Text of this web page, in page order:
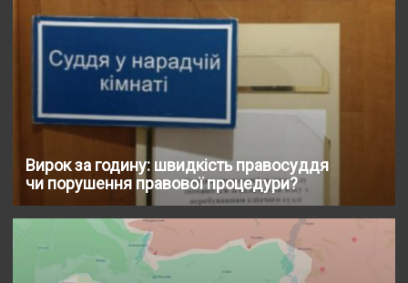
Вирок за годину: швидкість правосуддя
чи порушення правової процедури?